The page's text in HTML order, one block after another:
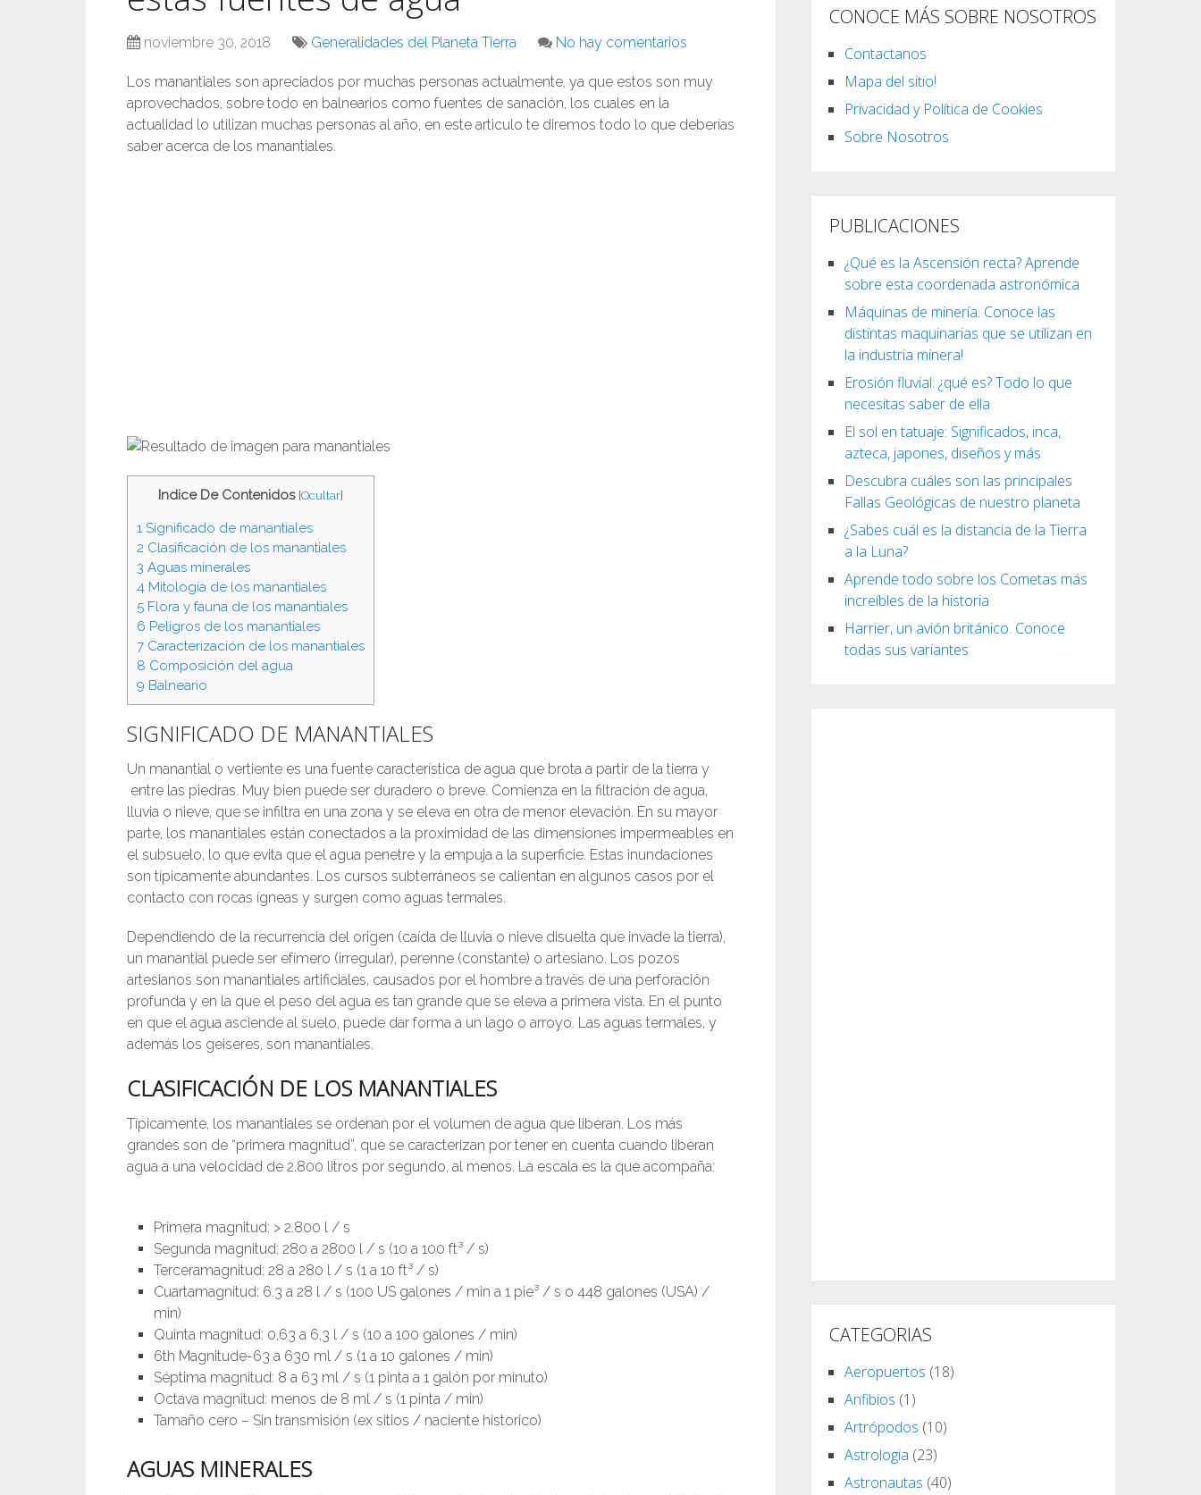
noviembre 30, 2018 Generalidades del Planeta Tierra No hay comentarios
Los manantiales son apreciados por muchas personas actualmente, ya que estos son muy
aprovechados, sobre todo en balnearios como fuentes de sanación, los cuales en la
actualidad lo utilizan muchas personas al año, en este articulo te diremos todo lo que deberías
saber acerca de los manantiales.
Indice De Contenidos [Ocultar]
1 Significado de manantiales
2 Clasificación de los manantiales
3 Aguas minerales
4 Mitología de los manantiales
5 Flora y fauna de los manantiales
6 Peligros de los manantiales
7 Caracterización de los manantiales
8 Composición del agua
9 Balneario
SIGNIFICADO DE MANANTIALES
Un manantial o vertiente es una fuente característica de agua que brota a partir de la tierra y
entre las piedras. Muy bien puede ser duradero o breve. Comienza en la filtración de agua,
lluvia o nieve, que se infiltra en una zona y se eleva en otra de menor elevación. En su mayor
parte, los manantiales están conectados a la proximidad de las dimensiones impermeables en
el subsuelo, lo que evita que el agua penetre y la empuja a la superficie. Estas inundaciones
son típicamente abundantes. Los cursos subterráneos se calientan en algunos casos por el
contacto con rocas ígneas y surgen como aguas termales.
Dependiendo de la recurrencia del origen (caída de lluvia o nieve disuelta que invade la tierra),
un manantial puede ser efímero (irregular), perenne (constante) o artesiano. Los pozos
artesianos son manantiales artificiales, causados ​​por el hombre a través de una perforación
profunda y en la que el peso del agua es tan grande que se eleva a primera vista. En el punto
en que el agua asciende al suelo, puede dar forma a un lago o arroyo. Las aguas termales, y
además los geiseres, son manantiales.
CLASIFICACIÓN DE LOS MANANTIALES
Típicamente, los manantiales se ordenan por el volumen de agua que liberan. Los más
grandes son de “primera magnitud”, que se caracterizan por tener en cuenta cuando liberan
agua a una velocidad de 2.800 litros por segundo, al menos. La escala es la que acompaña:
Primera magnitud: > 2.800 l / s
Segunda magnitud: 280 a 2800 l / s (10 a 100 ft³ / s)
Terceramagnitud: 28 a 280 l / s (1 a 10 ft³ / s)
Cuartamagnitud: 6.3 a 28 l / s (100 US galones / min a 1 pie³ / s o 448 galones (USA) /
min)
Quinta magnitud: 0,63 a 6,3 l / s (10 a 100 galones / min)
6th Magnitude-63 a 630 ml / s (1 a 10 galones / min)
Séptima magnitud: 8 a 63 ml / s (1 pinta a 1 galón por minuto)
Octava magnitud: menos de 8 ml / s (1 pinta / min)
Tamaño cero – Sin transmisión (ex sitios / naciente historico)
AGUAS MINERALES
CONOCE MÁS SOBRE NOSOTROS
Contactanos
Mapa del sitio!
Privacidad y Política de Cookies
Sobre Nosotros
PUBLICACIONES
¿Qué es la Ascensión recta? Aprende
sobre esta coordenada astronómica
Máquinas de minería. Conoce las
distintas maquinarias que se utilizan en
la industria minera!
Erosión fluvial: ¿qué es? Todo lo que
necesitas saber de ella
El sol en tatuaje: Significados, inca,
azteca, japones, diseños y más
Descubra cuáles son las principales
Fallas Geológicas de nuestro planeta
¿Sabes cuál es la distancia de la Tierra
a la Luna?
Aprende todo sobre los Cometas más
increíbles de la historia
Harrier, un avión británico. Conoce
todas sus variantes
CATEGORIAS
Aeropuertos (18)
Anfibios (1)
Artrópodos (10)
Astrologia (23)
Astronautas (40)